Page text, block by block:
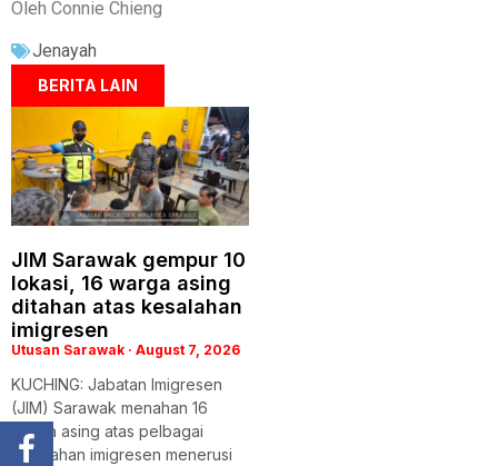
Oleh Connie Chieng
Jenayah
BERITA LAIN
JIM Sarawak gempur 10
lokasi, 16 warga asing
ditahan atas kesalahan
imigresen
Utusan Sarawak August 7, 2026
KUCHING: Jabatan Imigresen
(JIM) Sarawak menahan 16
warga asing atas pelbagai
kesalahan imigresen menerusi